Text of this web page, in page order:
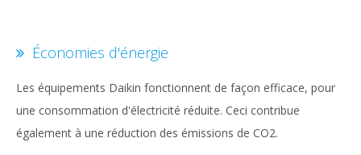
Économies d'énergie
Les équipements Daikin fonctionnent de façon efficace, pour
une consommation d'électricité réduite. Ceci contribue
également à une réduction des émissions de CO2.